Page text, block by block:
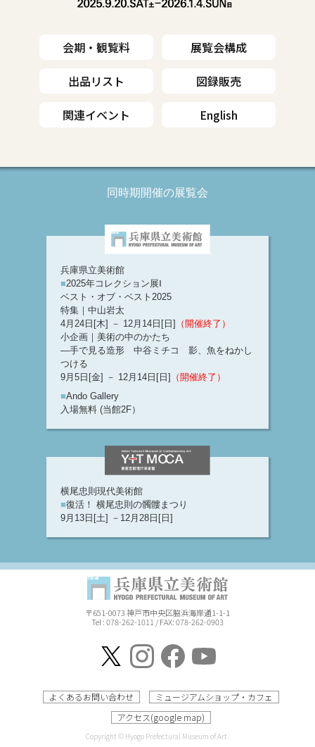
会期・観覧料
展覧会構成
出品リスト
図録販売
関連イベント
English
同時期開催の展覧会
兵庫県立美術館
■2025年コレクション展Ⅰ
ベスト・オブ・ベスト2025
特集｜中山岩太
4月24日[木] － 12月14日[日] （開催終了）
小企画｜美術の中のかたち
―手で見る造形 中谷ミチコ 影、魚をねかし
つける
9月5日[金] － 12月14日[日] （開催終了）
■Ando Gallery
入場無料 (当館2F）
横尾忠則現代美術館
■復活！ 横尾忠則の髑髏まつり
9月13日[土] －12月28日[日]
〒651-0073 神戸市中央区脇浜海岸通1-1-1
Tel : 078-262-1011 / FAX: 078-262-0903
よくあるお問い合わせ
ミュージアムショップ・カフェ
アクセス(google map)
Copyright © Hyogo Prefectural Museum of Art.